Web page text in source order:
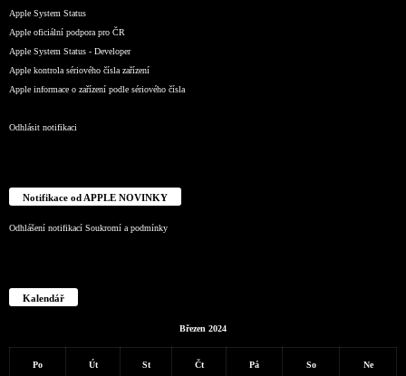
Apple System Status
Apple oficiální podpora pro ČR
Apple System Status - Developer
Apple kontrola sériového čísla zařízení
Apple informace o zařízení podle sériového čísla
Odhlásit notifikaci
Notifikace od APPLE NOVINKY
Odhlášení notifikací Soukromí a podmínky
Kalendář
Březen 2024
Po Út St Čt Pá So Ne